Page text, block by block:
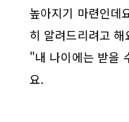
높아지기 마련인데
히 알려드리려고
"내 나이에는 받을
요.